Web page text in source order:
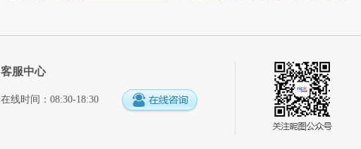
客服中心
在线时间：08:30-18:30